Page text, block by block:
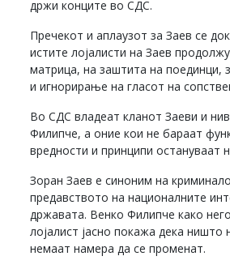
држи конците во СДС.
Пречекот и аплаузот за Заев се
истите лојалисти на Заев
матрица, на заштита на поединци,
и игнорирање на гласот на
Во СДС владеат кланот Заеви и
Филипче, а оние кои не бараат
вредности и принципи остануваат
Зоран Заев е синоним на
предавството на националните
државата. Венко Филипче како
лојалист јасно покажа дека ништо
немаат намера да се променат.